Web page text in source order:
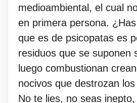
medioambiental, el cual
en primera persona.
que es de psicopatas es
residuos que se suponen
luego combustionan
nocivos que destrozan
No te lies, no seas